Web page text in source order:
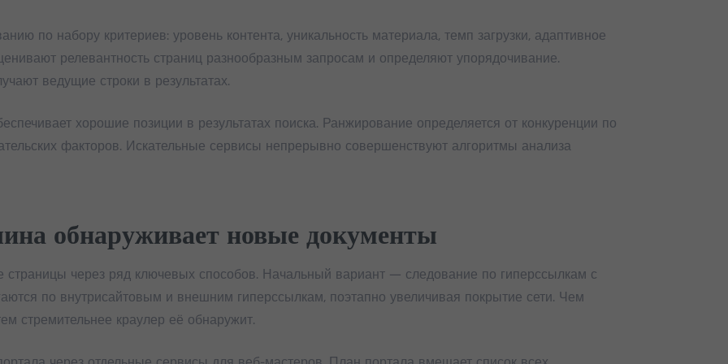
по набору критериев: уровень контента, уникальность материала, темп загрузки, адаптивное
релевантность страниц разнообразным запросам и определяют упорядочивание.
ведущие строки в результатах.
хорошие позиции в результатах поиска. Ранжирование определяется от конкуренции по
факторов. Искательные сервисы непрерывно совершенствуют алгоритмы анализа
обнаруживает новые документы
через ряд ключевых способов. Начальный вариант — следование по гиперссылкам с
по внутрисайтовым и внешним гиперссылкам, поэтапно увеличивая покрытие сети. Чем
стремительнее краулер её обнаружит.